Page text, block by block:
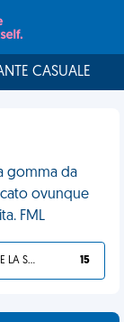
CASUALE
gomma da
ovunque
FML
SVEGLIATI, TE LA SEI CERCATA! 15